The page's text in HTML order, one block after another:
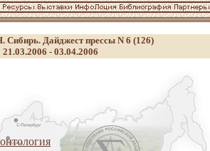
Дайджест прессы N 6 (126)
21.03.2006 - 03.04.2006